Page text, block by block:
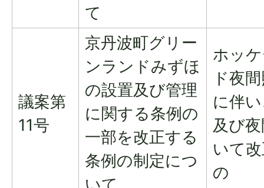
て
議案第
11号
京丹波町グリー
ンランドみずほ
の設置及び管理
に関する条例の
一部を改正する
条例の制定につ
ホッ
ド夜
に伴
及び
いて
の